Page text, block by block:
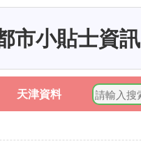
市小貼士資訊
天津資料